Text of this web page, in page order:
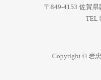
〒849-4153 佐賀
TEL
Copyright © 岩